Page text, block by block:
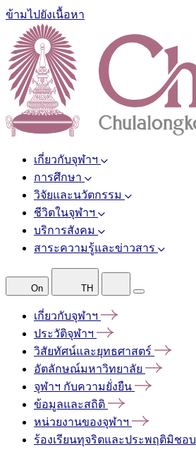
ข้ามไปยังเนื้อหา
เกี่ยวกับจุฬาฯ
การศึกษา
วิจัยและนวัตกรรม
ชีวิตในจุฬาฯ
บริการสังคม
สาระความรู้และข่าวสาร
On TH
เกี่ยวกับจุฬาฯ
ประวัติจุฬาฯ
วิสัยทัศน์และยุทธศาสตร์
อัตลักษณ์มหาวิทยาลัย
จุฬาฯ กับความยั่งยืน
ข้อมูลและสถิติ
หน่วยงานของจุฬาฯ
ร้องเรียนทุจริตและประพฤติมิชอบ